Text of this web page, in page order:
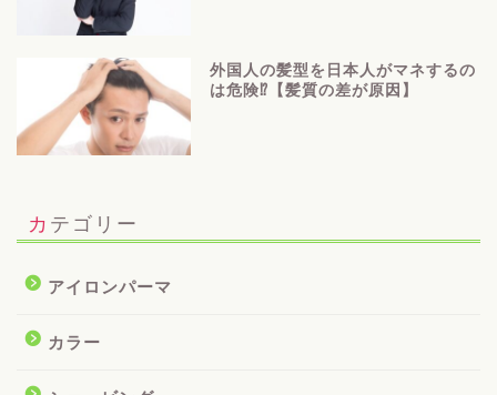
外国人の髪型を日本人がマネするの
は危険⁉【髪質の差が原因】
カテゴリー
アイロンパーマ
カラー